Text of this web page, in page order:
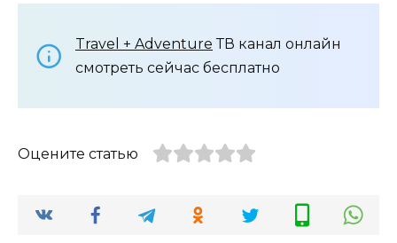
Travel + Adventure ТВ канал онлайн
смотреть сейчас бесплатно
Оцените статью